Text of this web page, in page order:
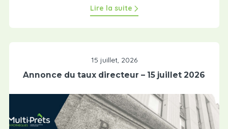
Lire la suite
15 juillet, 2026
Annonce du taux directeur – 15 juillet 2026